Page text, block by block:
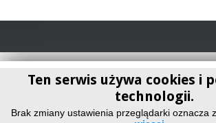
Ten serwis używa cookies i
technologii.
Brak zmiany ustawienia przeglądarki oznacza
Telewizja Sokółka